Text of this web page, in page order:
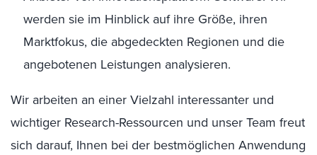
werden sie im Hinblick auf ihre Größe, ihren
Marktfokus, die abgedeckten Regionen und die
angebotenen Leistungen analysieren.
Wir arbeiten an einer Vielzahl interessanter und
wichtiger Research-Ressourcen und unser Team freut
sich darauf, Ihnen bei der bestmöglichen Anwendung